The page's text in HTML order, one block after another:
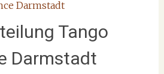
Tango
Darmstadt